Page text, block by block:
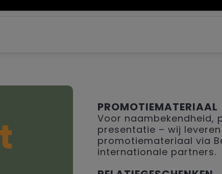
PROMOTIEMATERIAAL
Voor naambekendheid,
presentatie – wij
promotiemateriaal via
internationale partners.